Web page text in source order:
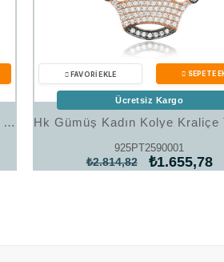
Hk Gümüş Kadın Kolye Taç |Gümüş Takı Hediyelik Ürünler
925PT2590001
₺1.655,78
₺2.814,82
Ücretsiz Kargo